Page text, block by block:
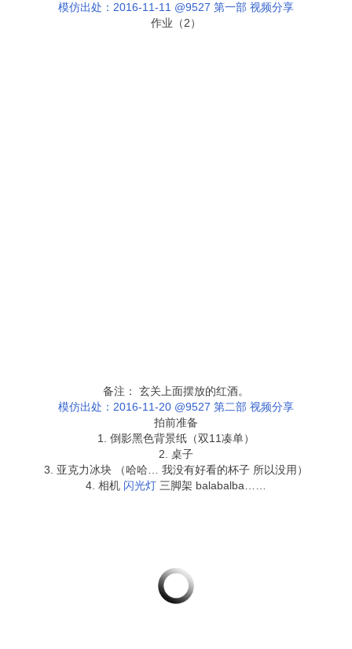
模仿出处：2016-11-11 @9527 第一部 视频分享
作业（2）
备注： 玄关上面摆放的红酒。
模仿出处：2016-11-20 @9527 第二部 视频分享
拍前准备
1. 倒影黑色背景纸（双11凑单）
2. 桌子
3. 亚克力冰块 （哈哈… 我没有好看的杯子 所以没用）
4. 相机 闪光灯 三脚架 balabalba……